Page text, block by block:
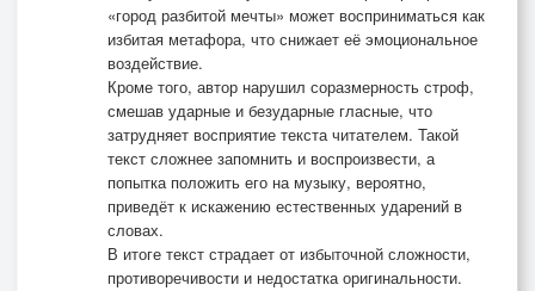
«город разбитой мечты» может восприниматься как
избитая метафора, что снижает её эмоциональное
воздействие.
Кроме того, автор нарушил соразмерность строф,
смешав ударные и безударные гласные, что
затрудняет восприятие текста читателем. Такой
текст сложнее запомнить и воспроизвести, а
попытка положить его на музыку, вероятно,
приведёт к искажению естественных ударений в
словах.
В итоге текст страдает от избыточной сложности,
противоречивости и недостатка оригинальности.